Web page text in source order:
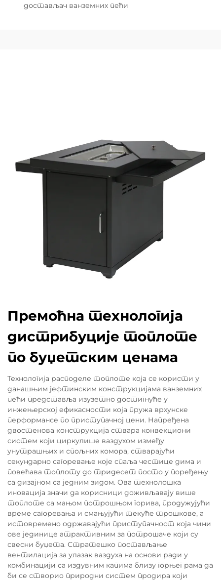
достављач ванземних пећи
Премоћна технологија
дистрибуције топлоте
по буџетским ценама
Технологија расподеле топлоте која се користи у
данашњим јефтинским конструкцијама ванземних
пећи представља изузетно достигнуће у
инжењерској ефикасности која пружа врхунске
перформансе по приступачној цени. Напређена
двостенова конструкција ствара конвекциони
систем који циркулише ваздухом између
унутрашњих и спољних комора, стварајући
секундарно сагоревање које спаља честице дима и
повећава топлоту до тридесет посто у поређењу
са дизајном са једним зидом. Ова технолошка
иновација значи да корисници доживљавају више
топлоте са мањом потрошњом горива, продужујући
време сагоревања и смањујући текуће трошкове, а
истовремено одржавајући приступачност која чини
ове јединице атрактивним за потрошаче који су
свесни буџета. Стратешко постављање
вентилација за улазак ваздуха на основи ради у
комбинацији са издувним капима близу горњег рама да
би се створио природни систем продира који